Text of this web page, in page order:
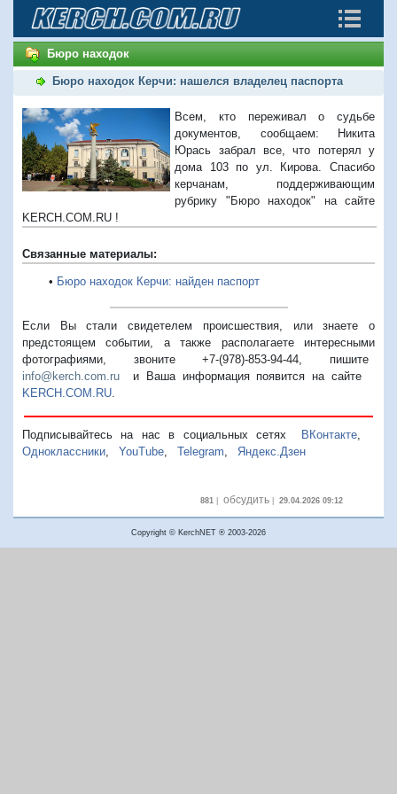
Бюро находок
Бюро находок Керчи: нашелся владелец паспорта
Всем, кто переживал о судьбе
документов, сообщаем: Никита
Юрась забрал все, что потерял у
дома 103 по ул. Кирова. Спасибо
керчанам, поддерживающим
рубрику "Бюро находок" на сайте
KERCH.COM.RU !
Связанные материалы:
• Бюро находок Керчи: найден паспорт
Если Вы стали свидетелем происшествия, или знаете о
предстоящем событии, а также располагаете интересными
фотографиями, звоните +7-(978)-853-94-44, пишите
info@kerch.com.ru и Ваша информация появится на сайте
KERCH.COM.RU
Подписывайтесь на нас в социальных сетях ВКонтакте,
Одноклассники
YouTube Telegram Яндекс.Дзен
881 |обсудить |29.04.2026 09:12
Copyright © KerchNET ® 2003-2026